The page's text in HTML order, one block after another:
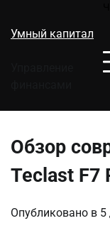
содержимому
Умный капитал
Обзор
Teclast F7
Опубликовано в 5